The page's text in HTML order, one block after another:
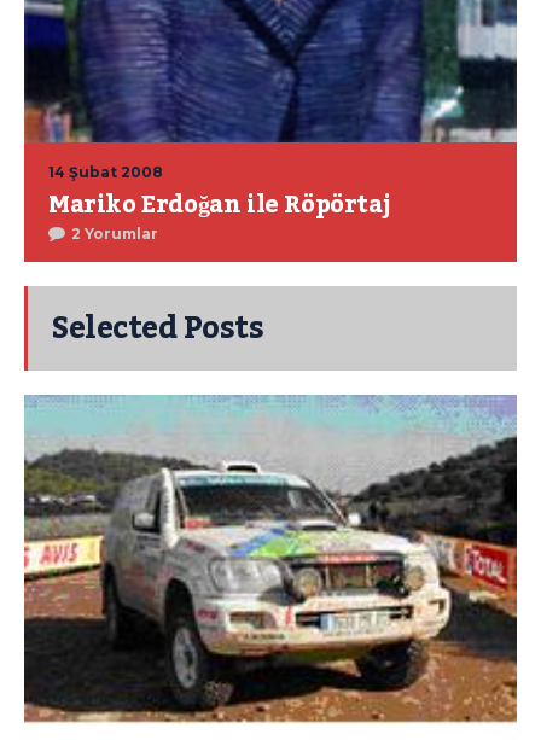
14 Şubat 2008
Mariko Erdoğan ile Röpörtaj
2 Yorumlar
Selected Posts